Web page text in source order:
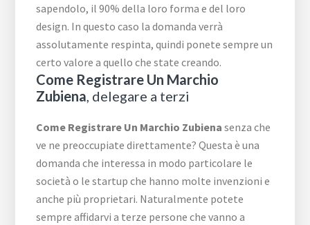
sapendolo, il 90% della loro forma e del loro
design. In questo caso la domanda verrà
assolutamente respinta, quindi ponete sempre un
certo valore a quello che state creando.
Come Registrare Un Marchio
Zubiena, delegare a terzi
Come Registrare Un Marchio Zubiena senza che
ve ne preoccupiate direttamente? Questa è una
domanda che interessa in modo particolare le
società o le startup che hanno molte invenzioni e
anche più proprietari. Naturalmente potete
sempre affidarvi a terze persone che vanno a